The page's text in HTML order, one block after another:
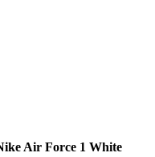
Air Force 1 White